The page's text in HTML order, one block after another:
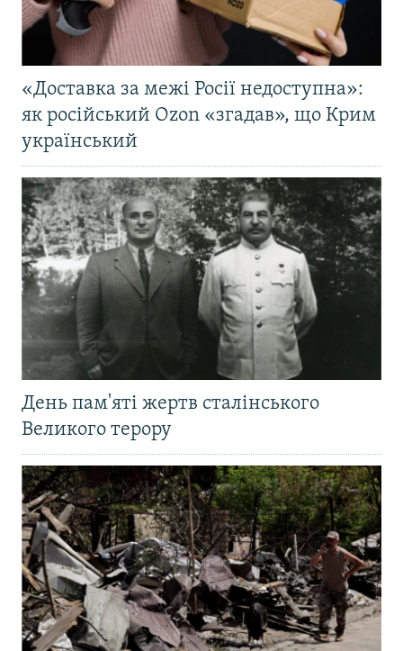
«Доставка за межі Росії недоступна»:
як російський Ozon «згадав», що Крим
український
День пам'яті жертв сталінського
Великого терору